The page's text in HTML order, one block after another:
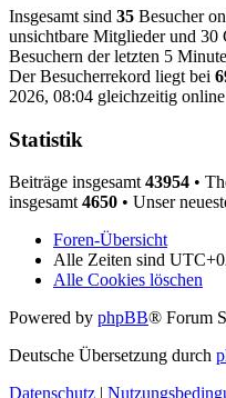
Insgesamt sind 35 Besucher
unsichtbare Mitglieder und 30
Besuchern der letzten 5
Der Besucherrekord liegt bei
2026, 08:04 gleichzeitig
Statistik
Beiträge insgesamt 43954 •
insgesamt 4650 • Unser
Foren-Übersicht
Alle Zeiten sind
Alle Cookies löschen
Powered by phpBB® Forum
Deutsche Übersetzung durch
Datenschutz |